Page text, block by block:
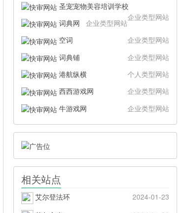
圣宠宠物美容培训学校
企业类型网站
词典网
企业类型网站
空词
企业类型网站
词典铺
企业类型网站
港航纵横
个人类型网站
西西游戏网
企业类型网站
牛游戏网
企业类型网站
相关站点
艾尔登法环
2024-01-23